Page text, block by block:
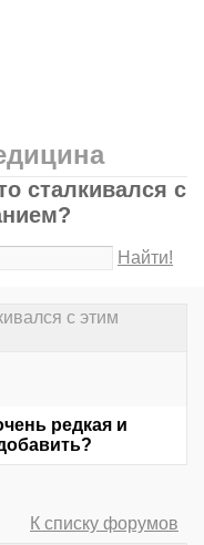
сталкивался с
Найти!
с этим
редкая и
К списку форумов